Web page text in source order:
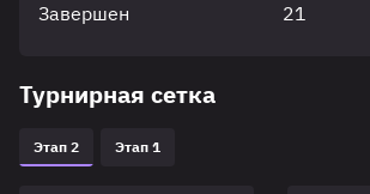
Завершен 21
Турнирная сетка
Этап 2 Этап 1